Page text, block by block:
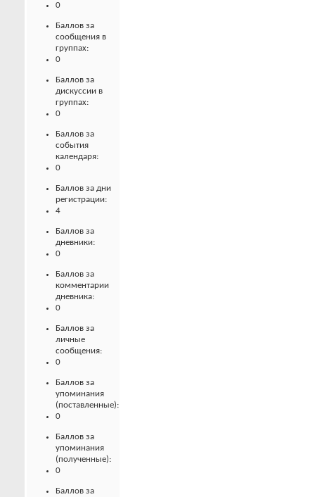
0
Баллов за
сообщения в
группах:
0
Баллов за
дискуссии в
группах:
0
Баллов за
события
календаря:
0
Баллов за дни
регистрации:
4
Баллов за
дневники:
0
Баллов за
комментарии
дневника:
0
Баллов за
личные
сообщения:
0
Баллов за
упоминания
(поставленные):
0
Баллов за
упоминания
(полученные):
0
Баллов за